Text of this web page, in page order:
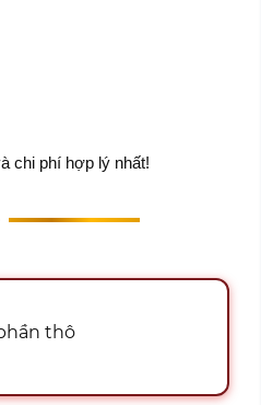
chi phí hợp lý nhất!
thô